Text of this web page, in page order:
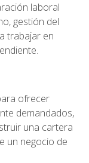
laboral
gestión del
trabajar en
ofrecer
demandados,
una cartera
un negocio de